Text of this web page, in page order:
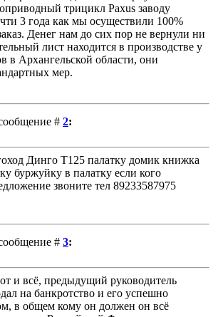
трицикл Paxus заводу
3 года как мы осуществили 100%
Денег нам до сих пор не вернули ни
лист находится в производстве у
в Архангельской области, они
мер.
# 2:
Динго Т125 палатку домик книжка
буржуйку в палатку если кого
звоните тел 89233587975
# 3:
и всё, предыдущий руководитель
на банкротство и его успешно
в общем кому он должен он всё